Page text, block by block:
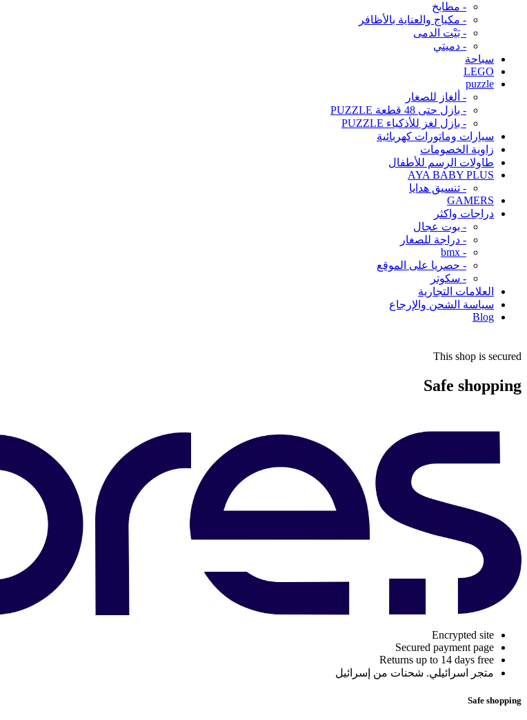
- مطابخ
- مكياج والعناية بالأظافر
- بَيْت الدمى
- دميتي
سباحة
LEGO
puzzle
- ألغاز للصغار
- بازل حتى 48 قطعة PUZZLE
- بازل لغز للأذكياء PUZZLE
سيارات وماتورات كهربائية
زاوية الخصومات
طاولات الرسم للأطفال
AYA BABY PLUS
- تنسيق هدايا
GAMERS
دراجات واكثر
- بوت عجال
- دراجة للصغار
- bmx
- حصريا على الموقع
- سكوتر
العلامات التجارية
سياسة الشحن والإرجاع
Blog
This shop is secured
Safe shopping
Encrypted site
Secured payment page
Returns up to 14 days free
متجر اسرائيلي. شحنات من إسرائيل
Safe shopping